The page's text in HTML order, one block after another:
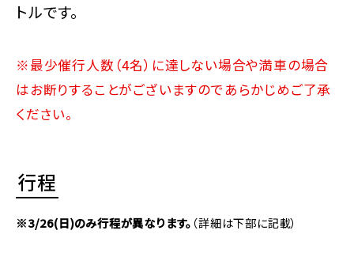
トルです。
※最少催行人数（4名）に達しない場合や満車の場合
はお断りすることがございますのであらかじめご了承
ください。
行程
※3/26(日)のみ行程が異なります。 （詳細は下部に記載）